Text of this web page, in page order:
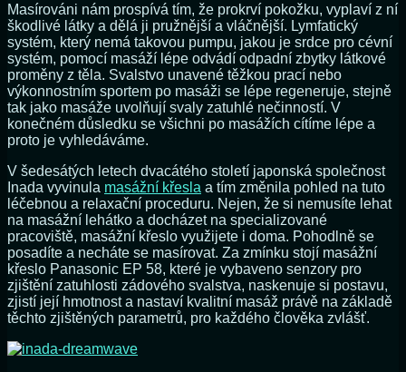
Masírováni nám prospívá tím, že prokrví pokožku, vyplaví z ní
škodlivé látky a dělá ji pružnější a vláčnější. Lymfatický
systém, který nemá takovou pumpu, jakou je srdce pro cévní
systém, pomocí masáží lépe odvádí odpadní zbytky látkové
proměny z těla. Svalstvo unavené těžkou prací nebo
výkonnostním sportem po masáži se lépe regeneruje, stejně
tak jako masáže uvolňují svaly zatuhlé nečinností. V
konečném důsledku se všichni po masážích cítíme lépe a
proto je vyhledáváme.
V šedesátých letech dvacátého století japonská společnost
Inada vyvinula masážní křesla a tím změnila pohled na tuto
léčebnou a relaxační proceduru. Nejen, že si nemusíte lehat
na masážní lehátko a docházet na specializované
pracoviště, masážní křeslo využijete i doma. Pohodlně se
posadíte a necháte se masírovat. Za zmínku stojí masážní
křeslo Panasonic EP 58, které je vybaveno senzory pro
zjištění zatuhlosti zádového svalstva, naskenuje si postavu,
zjistí její hmotnost a nastaví kvalitní masáž právě na základě
těchto zjištěných parametrů, pro každého člověka zvlášť.